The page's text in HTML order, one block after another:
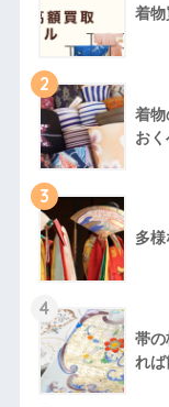
着物
2
着物
お
3
多
4
帯の
れば